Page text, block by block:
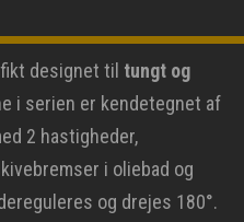
designet til tungt og
i serien er kendetegnet af
2 hastigheder,
i oliebad og
og drejes 180°.